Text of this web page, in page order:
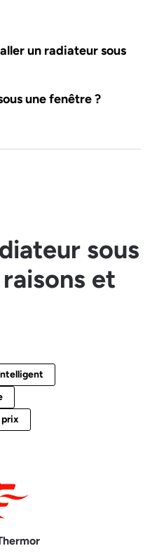
un radiateur sous
une fenêtre ?
sous
et